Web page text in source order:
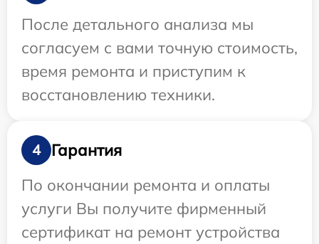
После детального анализа мы
согласуем с вами точную стоимость,
время ремонта и приступим к
восстановлению техники.
4
Гарантия
По окончании ремонта и оплаты
услуги Вы получите фирменный
сертификат на ремонт устройства